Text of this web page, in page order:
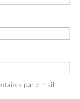
par e-mail.